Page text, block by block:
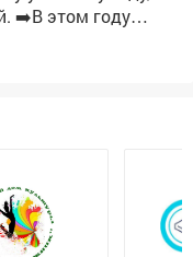
с доходом
них
Всего в
Ярмарка